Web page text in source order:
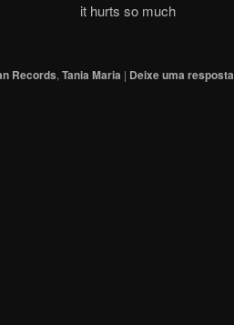
it hurts so much
Records, Tania Maria | Deixe uma resposta